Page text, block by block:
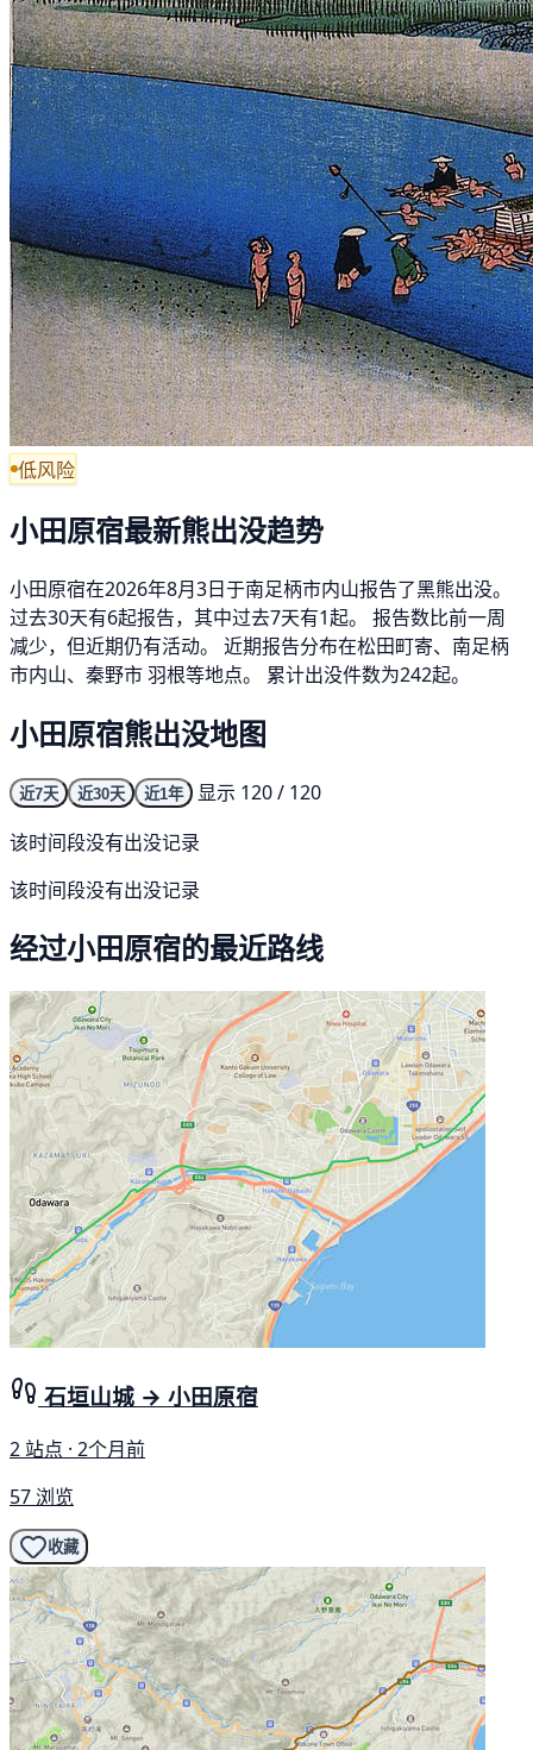
低风险
小田原宿最新熊出没趋势
小田原宿在2026年8月3日于南足柄市内山报告了黑熊出没。
过去30天有6起报告，其中过去7天有1起。 报告数比前一周
减少，但近期仍有活动。 近期报告分布在松田町寄、南足柄
市内山、秦野市 羽根等地点。 累计出没件数为242起。
小田原宿熊出没地图
近7天 近30天 近1年
显示 120 / 120
该时间段没有出没记录
该时间段没有出没记录
经过小田原宿的最近路线
石垣山城 → 小田原宿
2 站点 · 2个月前
57 浏览
收藏